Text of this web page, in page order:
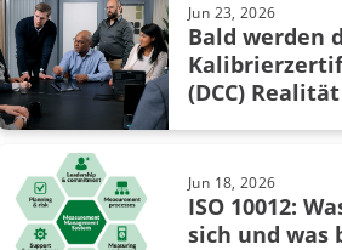
Manometerkalibrierung
Messtechnik
Messunsicherheit
Ohmsches Gesetz
Apr 28, 2021
Temperaturschalter
kalibrieren – so
Jul 08, 2019
Jun 23, 2026
Bald werden
(DCC)
Jun 18, 2026
ISO 10012:
sich und was